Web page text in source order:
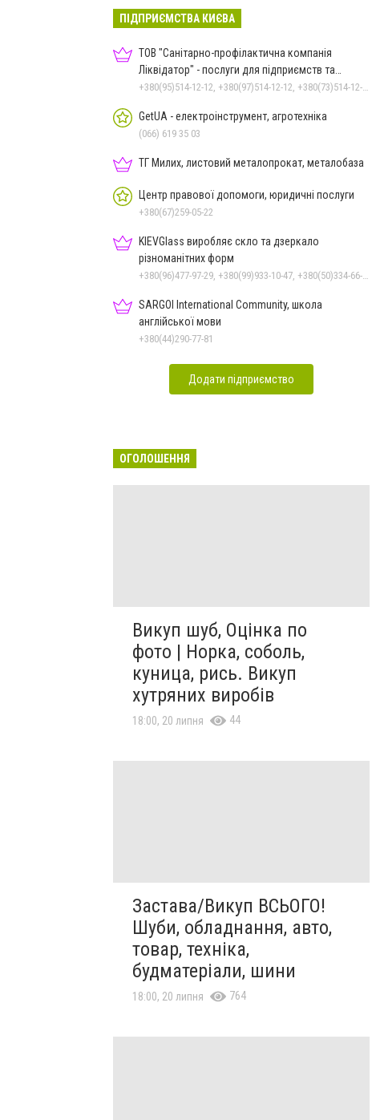
ПІДПРИЄМСТВА КИЄВА
ТОВ "Санітарно-профілактична компанія
Ліквідатор" - послуги для підприємств та
населення
GetUA - електроінструмент, агротехніка
(066) 619 35 03
ТГ Милих, листовий металопрокат, металобаза
Центр правової допомоги, юридичні послуги
+380(67)259-05-22
KIEVGlass виробляє скло та дзеркало
різноманітних форм
SARGOI International Community, школа
англійської мови
+380(44)290-77-81
Додати підприємство
ОГОЛОШЕННЯ
Викуп шуб, Оцінка по
фото | Норка, соболь,
куница, рись. Викуп
хутряних виробів
18:00, 20 липня 44
Застава/Викуп ВСЬОГО!
Шуби, обладнання, авто,
товар, техніка,
будматеріали, шини
18:00, 20 липня 764